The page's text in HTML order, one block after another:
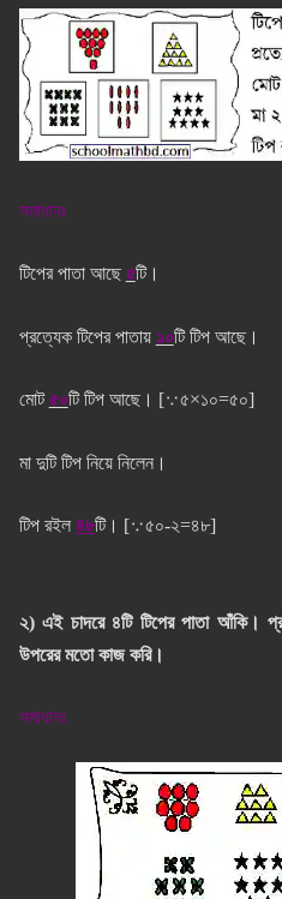
সমাধানঃ
টিপের পাতা আছে ৫টি।
প্রত্যেক টিপের পাতায় ১০টি টিপ আছে।
মোট ৫০টি টিপ আছে। [∵৫×১০=৫০]
মা দুটি টিপ নিয়ে নিলেন।
টিপ রইল ৪৮টি। [∵৫০-২=৪৮]
২) এই চাদরে ৪টি টিপের পাতা আঁকি।
উপরের মতো কাজ করি।
সমাধানঃ